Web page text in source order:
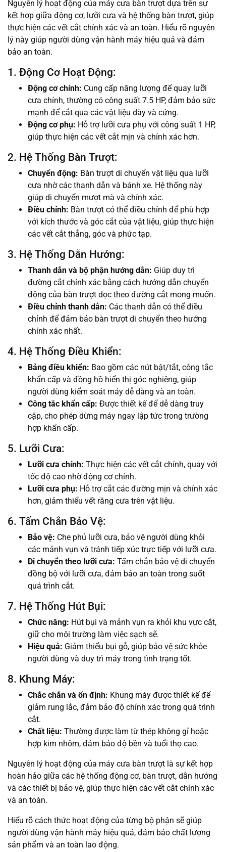
Nguyên lý hoạt động của máy cưa bàn trượt dựa trên sự
kết hợp giữa động cơ, lưỡi cưa và hệ thống bàn trượt, giúp
thực hiện các vết cắt chính xác và an toàn. Hiểu rõ nguyên
lý này giúp người dùng vận hành máy hiệu quả và đảm
bảo an toàn.
1. Động Cơ Hoạt Động:
Động cơ chính: Cung cấp năng lượng để quay lưỡi
cưa chính, thường có công suất 7.5 HP, đảm bảo sức
mạnh để cắt qua các vật liệu dày và cứng.
Động cơ phụ: Hỗ trợ lưỡi cưa phụ với công suất 1 HP,
giúp thực hiện các vết cắt mịn và chính xác hơn.
2. Hệ Thống Bàn Trượt:
Chuyển động: Bàn trượt di chuyển vật liệu qua lưỡi
cưa nhờ các thanh dẫn và bánh xe. Hệ thống này
giúp di chuyển mượt mà và chính xác.
Điều chỉnh: Bàn trượt có thể điều chỉnh để phù hợp
với kích thước và góc cắt của vật liệu, giúp thực hiện
các vết cắt thẳng, góc và phức tạp.
3. Hệ Thống Dẫn Hướng:
Thanh dẫn và bộ phận hướng dẫn: Giúp duy trì
đường cắt chính xác bằng cách hướng dẫn chuyển
động của bàn trượt dọc theo đường cắt mong muốn.
Điều chỉnh thanh dẫn: Các thanh dẫn có thể điều
chỉnh để đảm bảo bàn trượt di chuyển theo hướng
chính xác nhất.
4. Hệ Thống Điều Khiển:
Bảng điều khiển: Bao gồm các nút bật/tắt, công tắc
khẩn cấp và đồng hồ hiển thị góc nghiêng, giúp
người dùng kiểm soát máy dễ dàng và an toàn.
Công tắc khẩn cấp: Được thiết kế để dễ dàng truy
cập, cho phép dừng máy ngay lập tức trong trường
hợp khẩn cấp.
5. Lưỡi Cưa:
Lưỡi cưa chính: Thực hiện các vết cắt chính, quay với
tốc độ cao nhờ động cơ chính.
Lưỡi cưa phụ: Hỗ trợ cắt các đường mịn và chính xác
hơn, giảm thiểu vết răng cưa trên vật liệu.
6. Tấm Chắn Bảo Vệ:
Bảo vệ: Che phủ lưỡi cưa, bảo vệ người dùng khỏi
các mảnh vụn và tránh tiếp xúc trực tiếp với lưỡi cưa.
Di chuyển theo lưỡi cưa: Tấm chắn bảo vệ di chuyển
đồng bộ với lưỡi cưa, đảm bảo an toàn trong suốt
quá trình cắt.
7. Hệ Thống Hút Bụi:
Chức năng: Hút bụi và mảnh vụn ra khỏi khu vực cắt,
giữ cho môi trường làm việc sạch sẽ.
Hiệu quả: Giảm thiểu bụi gỗ, giúp bảo vệ sức khỏe
người dùng và duy trì máy trong tình trạng tốt.
8. Khung Máy:
Chắc chắn và ổn định: Khung máy được thiết kế để
giảm rung lắc, đảm bảo độ chính xác trong quá trình
cắt.
Chất liệu: Thường được làm từ thép không gỉ hoặc
hợp kim nhôm, đảm bảo độ bền và tuổi thọ cao.
Nguyên lý hoạt động của máy cưa bàn trượt là sự kết hợp
hoàn hảo giữa các hệ thống động cơ, bàn trượt, dẫn hướng
và các thiết bị bảo vệ, giúp thực hiện các vết cắt chính xác
và an toàn.
Hiểu rõ cách thức hoạt động của từng bộ phận sẽ giúp
người dùng vận hành máy hiệu quả, đảm bảo chất lượng
sản phẩm và an toàn lao động.